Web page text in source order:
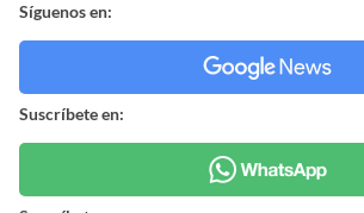
Síguenos en:
Suscríbete en: